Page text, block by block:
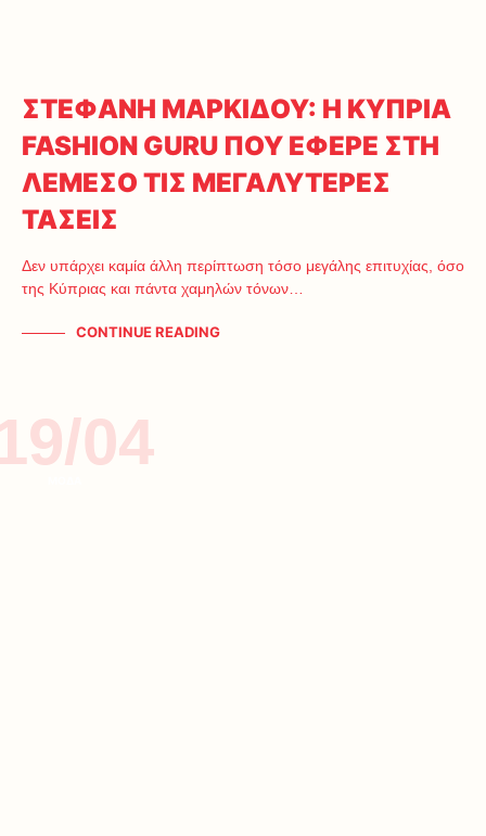
ΣΤΕΦΑΝΗ ΜΑΡΚΙΔΟΥ: Η ΚΥΠΡΙΑ
FASHION GURU ΠΟΥ ΕΦΕΡΕ ΣΤΗ
ΛΕΜΕΣΟ ΤΙΣ ΜΕΓΑΛΥΤΕΡΕΣ
ΤΑΣΕΙΣ
Δεν υπάρχει καμία άλλη περίπτωση τόσο μεγάλης επιτυχίας, όσο
της Κύπριας και πάντα χαμηλών τόνων…
CONTINUE READING
04